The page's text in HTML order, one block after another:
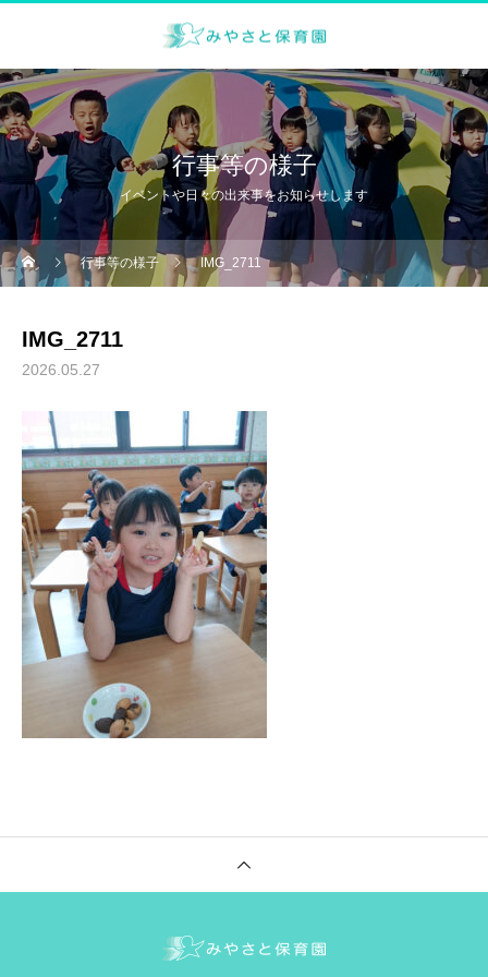
行事等の様子
イベントや日々の出来事をお知らせします
行事等の様子 IMG_2711
IMG_2711
2026.05.27